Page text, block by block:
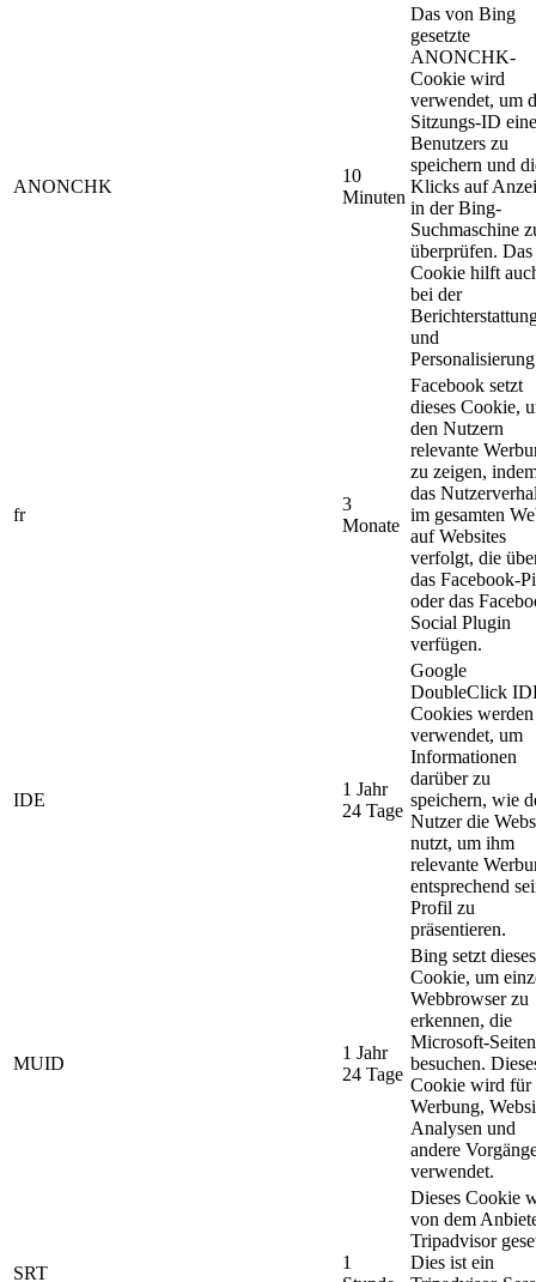
ANONCHK
10
Minuten
Das von Bing
gesetzte
ANONCHK-
Cookie wird
verwendet, um
Sitzungs-ID
Benutzers zu
speichern und
Klicks auf
in der Bing-
Suchmaschine
überprüfen. Das
Cookie hilft
bei der
und
fr
3
Monate
Facebook setzt
dieses Cookie,
den Nutzern
relevante
zu zeigen,
das
im gesamten
auf Websites
verfolgt, die
das Facebook-
oder das
Social Plugin
verfügen.
IDE
1 Jahr
24 Tage
Google
DoubleClick
Cookies werden
verwendet, um
Informationen
darüber zu
speichern, wie
Nutzer die
nutzt, um ihm
relevante
entsprechend
Profil zu
präsentieren.
MUID
1 Jahr
24 Tage
Bing setzt dieses
Cookie, um
Webbrowser zu
erkennen, die
Microsoft-Seiten
besuchen.
Cookie wird für
Werbung,
Analysen und
andere
verwendet.
SRT
1
Dieses Cookie
von dem
Tripadvisor
Dies ist ein